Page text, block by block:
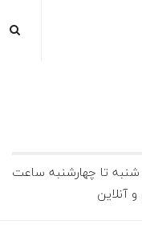
جعفر جعفر زاده تلفن تماس 09185104800 شنبه تا چهارشنبه ساعت